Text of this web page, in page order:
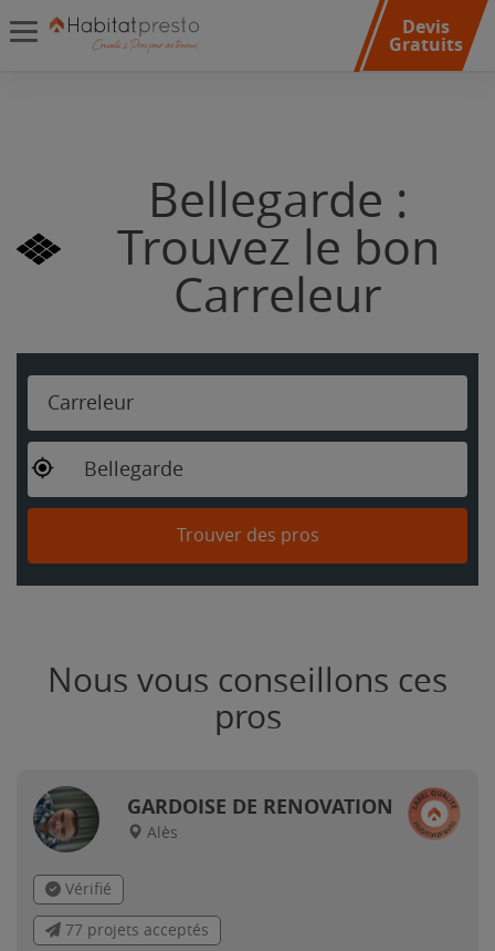
Devis
Gratuits
Bellegarde :
Trouvez le bon
Carreleur
Carreleur
Bellegarde
Trouver des pros
Nous vous conseillons ces
pros
GARDOISE DE RENOVATION
Alès
Vérifié
77 projets acceptés